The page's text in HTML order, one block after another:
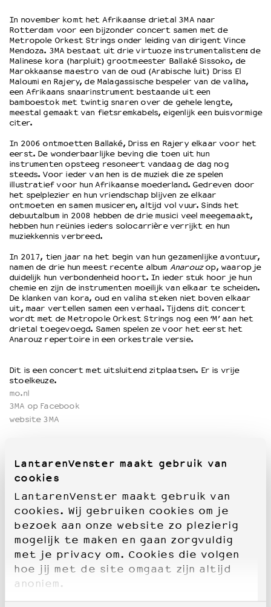
LantarenVenster maakt gebruik van
cookies
LantarenVenster maakt gebruik van
cookies. Wij gebruiken cookies om je
bezoek aan onze website zo plezierig
mogelijk te maken en gaan zorgvuldig
met je privacy om. Cookies die volgen
hoe jij met de site omgaat zijn altijd
anoniem.
OVER LANTARENVENSTER
Wat we doen
Werken bij
Wie is wie
Word vriend
Historie
Partners
Privacyverklaring
Integriteits- en gedragscode
Duurzaamheid
Culturele boycot Israël
Ruimte voor artistieke vrijheid – VNPF
In november komt het Afrikaanse drietal 3MA naar
Rotterdam voor een bijzonder concert samen met de
Metropole Orkest Strings onder leiding van dirigent Vince
Mendoza. 3MA bestaat uit drie virtuoze instrumentalisten: de
Malinese kora (harpluit) grootmeester Ballaké Sissoko, de
Marokkaanse maestro van de oud (Arabische luit) Driss El
Maloumi en Rajery, de Malagassische bespeler van de valiha,
een Afrikaans snaarinstrument bestaande uit een
bamboestok met twintig snaren over de gehele lengte,
meestal gemaakt van fietsremkabels, eigenlijk een buisvormige
citer.
In 2006 ontmoetten Ballaké, Driss en Rajery elkaar voor het
eerst. De wonderbaarlijke beving die toen uit hun
instrumenten opsteeg resoneert vandaag de dag nog
steeds. Voor ieder van hen is de muziek die ze spelen
illustratief voor hun Afrikaanse moederland. Gedreven door
het spelplezier en hun vriendschap blijven ze elkaar
ontmoeten en samen musiceren, altijd vol vuur. Sinds het
debuutalbum in 2008 hebben de drie musici veel meegemaakt,
hebben hun reünies ieders solocarrière verrijkt en hun
muziekkennis verbreed.
In 2017, tien jaar na het begin van hun gezamenlijke avontuur,
namen de drie hun meest recente album Anarouzop, waarop je
duidelijk hun verbondenheid hoort. In ieder stuk hoor je hun
chemie en zijn de instrumenten moeilijk van elkaar te scheiden.
De klanken van kora, oud en valiha steken niet boven elkaar
uit, maar vertellen samen een verhaal. Tijdens dit concert
wordt met de Metropole Orkest Strings nog een ‘M’ aan het
drietal toegevoegd. Samen spelen ze voor het eerst het
Anarouz repertoire in een orkestrale versie.
Dit is een concert met uitsluitend zitplaatsen. Er is vrije
stoelkeuze.
mo.nl
3MA op Facebook
website 3MA